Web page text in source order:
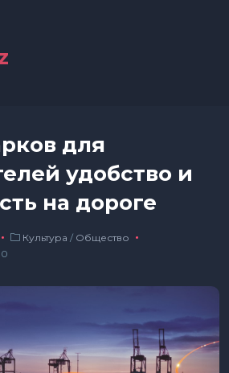
для
удобство и
на дороге
Культура / Общество